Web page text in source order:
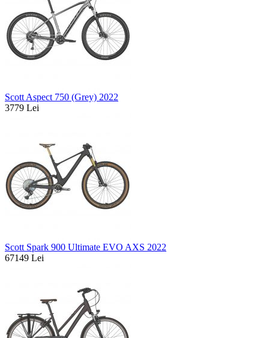
Scott Aspect 750 (Grey) 2022
3779 Lei
Scott Spark 900 Ultimate EVO AXS 2022
67149 Lei